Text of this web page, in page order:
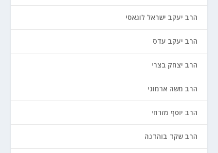
הרב יעקב ישראל לוגאסי
הרב יעקב עדס
הרב יצחק בצרי
הרב משה ארמוני
הרב יוסף מזרחי
הרב שקד בוהדנה